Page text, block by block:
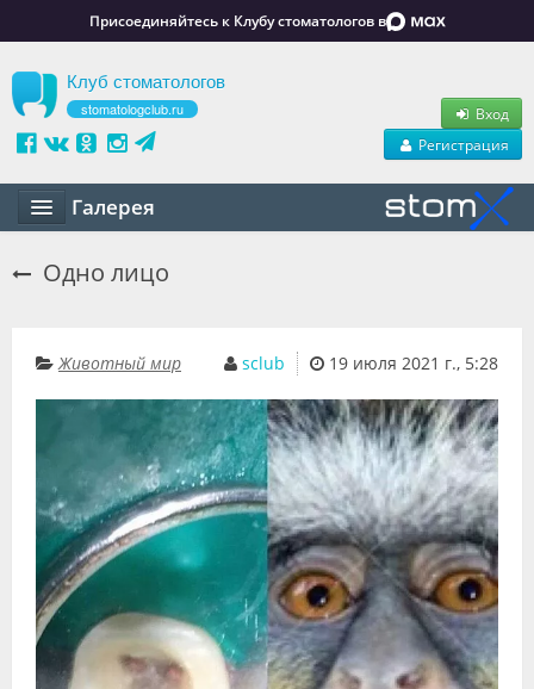
Присоединяйтесь к Клубу стоматологов в
Клуб стоматологов
stomatologclub.ru
Вход
Регистрация
Галерея
Обучение
Вакансии
Резюме
Объявления
Видео
Форум
Клиники
Одно лицо
19 июля 2021 г., 5:28
sclub
Животный мир